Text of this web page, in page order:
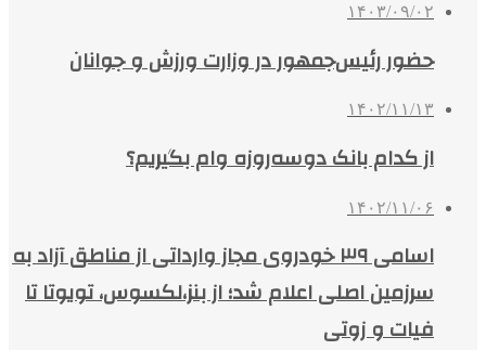
۱۴۰۳/۰۹/۰۲
حضور رئیس‌جمهور در وزارت ورزش و جوانان
۱۴۰۲/۱۱/۱۳
از کدام بانک دوسه‌روزه وام بگیریم؟
۱۴۰۲/۱۱/۰۶
اسامی ۳۹ خودروی مجاز وارداتی از مناطق آزاد به
سرزمین اصلی اعلام شد؛ از بنز،لکسوس، تویوتا تا
فیات و زوتی